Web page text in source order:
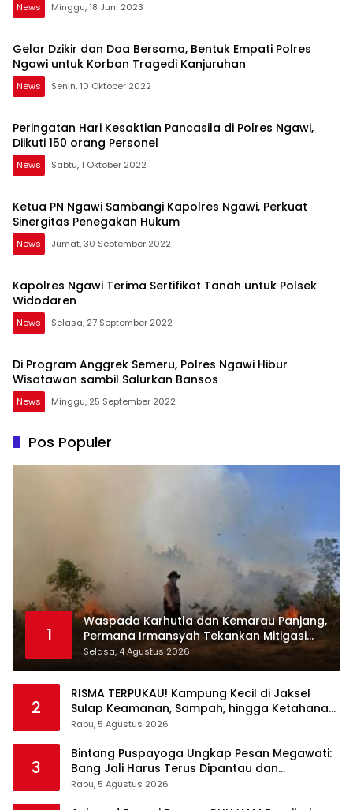
News Minggu, 18 Juni 2023
Gelar Dzikir dan Doa Bersama, Bentuk Empati Polres
Ngawi untuk Korban Tragedi Kanjuruhan
News Senin, 10 Oktober 2022
Peringatan Hari Kesaktian Pancasila di Polres Ngawi,
Diikuti 150 orang Personel
News Sabtu, 1 Oktober 2022
Ketua PN Ngawi Sambangi Kapolres Ngawi, Perkuat
Sinergitas Penegakan Hukum
News Jumat, 30 September 2022
Kapolres Ngawi Terima Sertifikat Tanah untuk Polsek
Widodaren
News Selasa, 27 September 2022
Di Program Anggrek Semeru, Polres Ngawi Hibur
Wisatawan sambil Salurkan Bansos
News Minggu, 25 September 2022
Pos Populer
1
Waspada Karhutla dan Kemarau Panjang,
Permana Irmansyah Tekankan Mitigasi
Berbasis Komunitas
Selasa, 4 Agustus 2026
2
RISMA TERPUKAU! Kampung Kecil di Jaksel
Sulap Keamanan, Sampah, hingga Ketahanan
Pangan Jadi Satu Sistem
Rabu, 5 Agustus 2026
3
Bintang Puspayoga Ungkap Pesan Megawati:
Bang Jali Harus Terus Dipantau dan
Dikembangkan
Rabu, 5 Agustus 2026